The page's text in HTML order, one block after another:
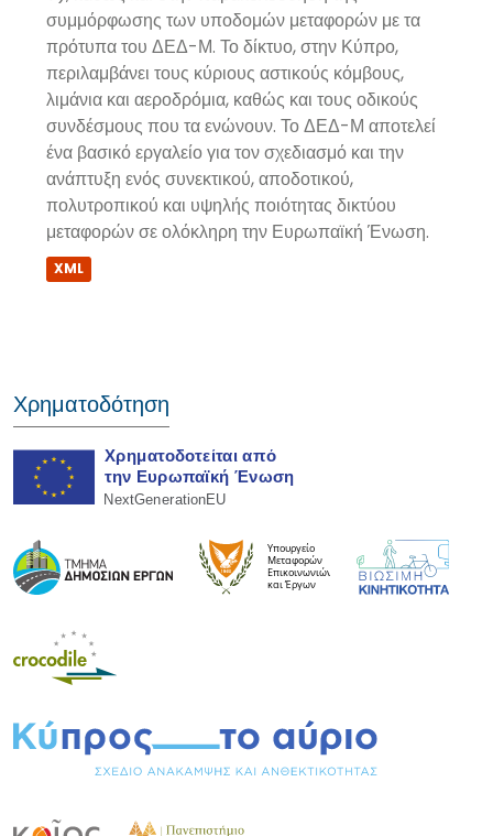
συμμόρφωσης των υποδομών μεταφορών με τα
πρότυπα του ΔΕΔ-Μ. Το δίκτυο, στην Κύπρο,
περιλαμβάνει τους κύριους αστικούς κόμβους,
λιμάνια και αεροδρόμια, καθώς και τους οδικούς
συνδέσμους που τα ενώνουν. Το ΔΕΔ-Μ αποτελεί
ένα βασικό εργαλείο για τον σχεδιασμό και την
ανάπτυξη ενός συνεκτικού, αποδοτικού,
πολυτροπικού και υψηλής ποιότητας δικτύου
μεταφορών σε ολόκληρη την Ευρωπαϊκή Ένωση.
XML
Χρηματοδότηση